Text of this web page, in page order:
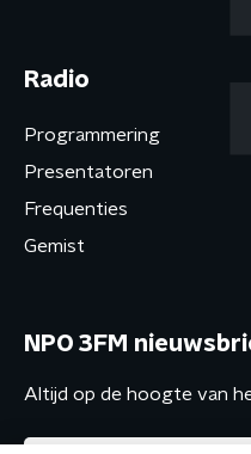
Radio
Programmering
Presentatoren
Frequenties
Gemist
NPO 3FM
Altijd op de hoogte van